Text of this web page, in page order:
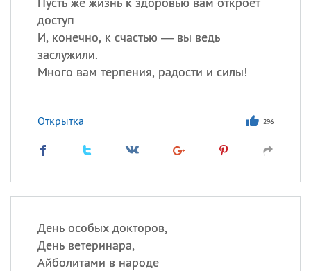
доступ
И, конечно, к счастью — вы ведь
заслужили.
Много вам терпения, радости и силы!
Открытка 296
День особых докторов,
День ветеринара,
Айболитами в народе